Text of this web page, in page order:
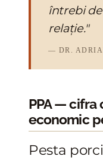
întrebi
relație."
— DR.
PPA — cifra
economic
Pesta